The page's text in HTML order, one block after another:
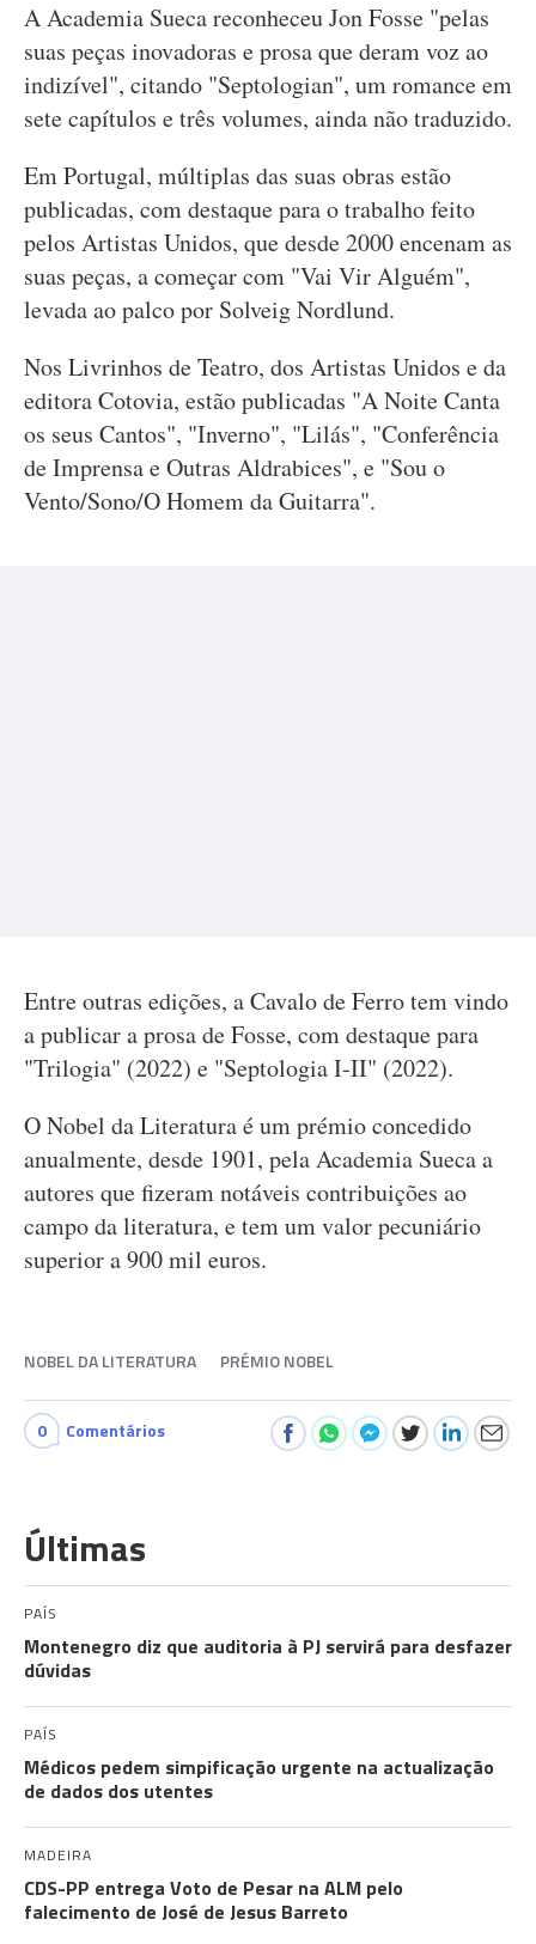
A Academia Sueca reconheceu Jon Fosse "pelas
suas peças inovadoras e prosa que deram voz ao
indizível", citando "Septologian", um romance em
sete capítulos e três volumes, ainda não traduzido.
Em Portugal, múltiplas das suas obras estão
publicadas, com destaque para o trabalho feito
pelos Artistas Unidos, que desde 2000 encenam as
suas peças, a começar com "Vai Vir Alguém",
levada ao palco por Solveig Nordlund.
Nos Livrinhos de Teatro, dos Artistas Unidos e da
editora Cotovia, estão publicadas "A Noite Canta
os seus Cantos", "Inverno", "Lilás", "Conferência
de Imprensa e Outras Aldrabices", e "Sou o
Vento/Sono/O Homem da Guitarra".
Entre outras edições, a Cavalo de Ferro tem vindo
a publicar a prosa de Fosse, com destaque para
"Trilogia" (2022) e "Septologia I-II" (2022).
O Nobel da Literatura é um prémio concedido
anualmente, desde 1901, pela Academia Sueca a
autores que fizeram notáveis contribuições ao
campo da literatura, e tem um valor pecuniário
superior a 900 mil euros.
NOBEL DA LITERATURA PRÉMIO NOBEL
0 Comentários
Últimas
PAÍS
Montenegro diz que auditoria à PJ servirá para desfazer
dúvidas
PAÍS
Médicos pedem simpificação urgente na actualização
de dados dos utentes
MADEIRA
CDS-PP entrega Voto de Pesar na ALM pelo
falecimento de José de Jesus Barreto